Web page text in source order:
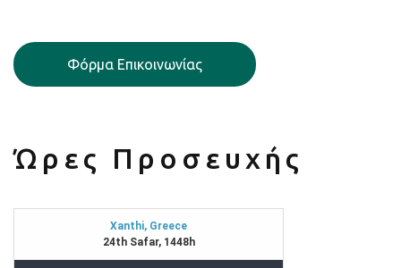
Φόρμα Επικοινωνίας
Ώρες Προσευχής